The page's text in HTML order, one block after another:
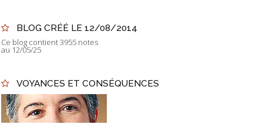
BLOG CRÉÉ LE 12/08/2014
Ce blog contient 3955 notes
au 12/05/25
VOYANCES ET CONSÉQUENCES